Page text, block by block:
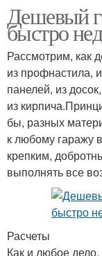
Дешевый
быстро
Рассмотрим, как
из профнастила,
панелей, из
из
бы, разных
к любому гаражу
крепким,
выполнять все
Расчеты
Как и любое